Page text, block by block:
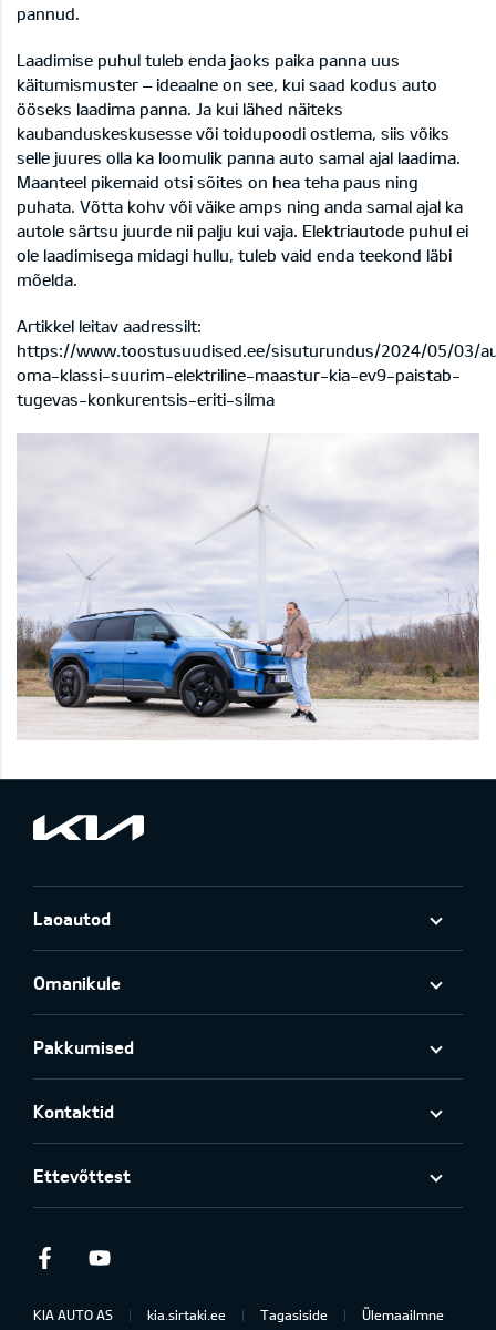
pannud.
Laadimise puhul tuleb enda jaoks paika panna uus
käitumismuster – ideaalne on see, kui saad kodus auto
ööseks laadima panna. Ja kui lähed näiteks
kaubanduskeskusesse või toidupoodi ostlema, siis võiks
selle juures olla ka loomulik panna auto samal ajal laadima.
Maanteel pikemaid otsi sõites on hea teha paus ning
puhata. Võtta kohv või väike amps ning anda samal ajal ka
autole särtsu juurde nii palju kui vaja. Elektriautode puhul ei
ole laadimisega midagi hullu, tuleb vaid enda teekond läbi
mõelda.
Artikkel leitav aadressilt:
https://www.toostusuudised.ee/sisuturundus/2024/05/03/
oma-klassi-suurim-elektriline-maastur-kia-ev9-paistab-
tugevas-konkurentsis-eriti-silma
Laoautod
Omanikule
Pakkumised
Kontaktid
Ettevõttest
Facebook
KIA AUTO AS kia.sirtaki.ee Tagasiside Ülemaailmne